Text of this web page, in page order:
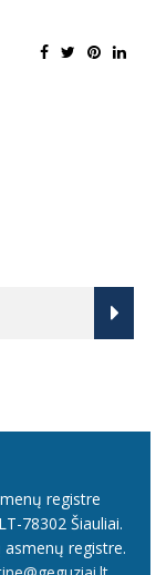
registre
78302 Šiauliai.
registre.